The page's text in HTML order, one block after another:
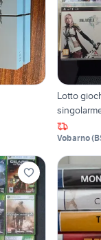
Lotto
Vobarno(